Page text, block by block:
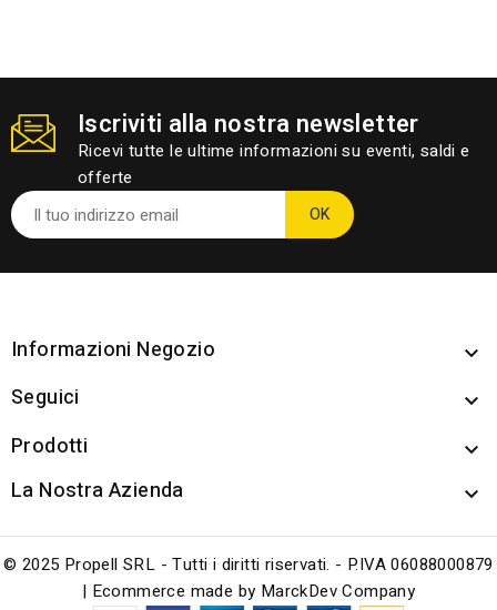
Iscriviti alla nostra newsletter
Ricevi tutte le ultime informazioni su eventi, saldi e
offerte
Informazioni Negozio 
Seguici 
Prodotti 
La Nostra Azienda 
© 2025 Propell SRL - Tutti i diritti riservati. - P.IVA 06088000879
| Ecommerce made by MarckDev Company